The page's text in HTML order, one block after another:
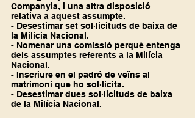
Companyia, i una altra disposició
relativa a aquest assumpte.
- Desestimar set sol·licituds de baixa de
la Milícia Nacional.
- Nomenar una comissió perquè entenga
dels assumptes referents a la Milícia
Nacional.
- Inscriure en el padró de veïns al
matrimoni que ho sol·licita.
- Desestimar dues sol·licituds de baixa
de la Milícia Nacional.